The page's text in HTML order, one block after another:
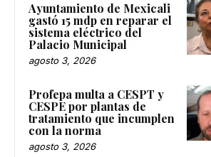
Ayuntamiento de Mexicali
gastó 15 mdp en reparar el
sistema eléctrico del
Palacio Municipal
agosto 3, 2026
Profepa multa a CESPT y
CESPE por plantas de
tratamiento que incumplen
con la norma
agosto 3, 2026